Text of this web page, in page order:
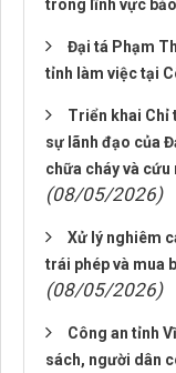
trong lĩnh vực
Đại tá Phạm
tỉnh làm việc tại
Triển khai Chỉ
sự lãnh đạo của
chữa cháy và
(08/05/2026)
Xử lý nghiêm
trái phép và mua
(08/05/2026)
Công an tỉnh
sách, người dân